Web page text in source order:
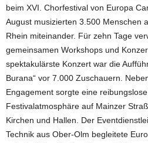
beim XVI. Chorfestival von Europa
August musizierten 3.500 Menschen
Rhein miteinander. Für zehn Tage
gemeinsamen Workshops und
spektakulärste Konzert war die
Burana“ vor 7.000 Zuschauern.
Engagement sorgte eine
Festivalatmosphäre auf Mainzer
Kirchen und Hallen. Der
Technik aus Ober-Olm begleitete